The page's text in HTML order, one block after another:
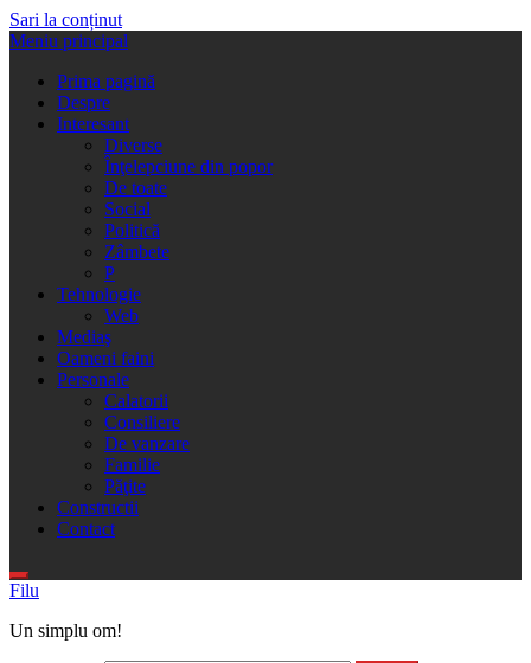
Sari la conținut
Meniu principal
Prima pagină
Despre
Interesant
Diverse
Înţelepciune din popor
De toate
Social
Politică
Zâmbete
P
Tehnologie
Web
Mediaş
Oameni faini
Personale
Calatorii
Consiliere
De vanzare
Familie
Păţite
Constructii
Contact
Filu
Un simplu om!